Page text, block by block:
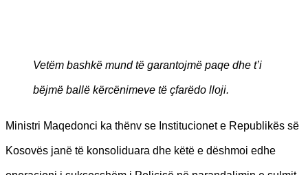
Vetëm bashkë mund të garantojmë paqe dhe t’i
bëjmë ballë kërcënimeve të çfarëdo lloji.
Ministri Maqedonci ka thënv se Institucionet e Republikës së
Kosovës janë të konsoliduara dhe këtë e dëshmoi edhe